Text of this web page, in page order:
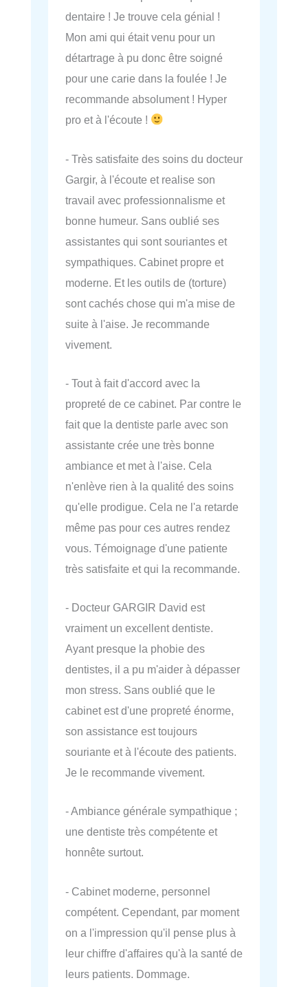
dentaire ! Je trouve cela génial !
Mon ami qui était venu pour un
détartrage à pu donc être soigné
pour une carie dans la foulée ! Je
recommande absolument ! Hyper
pro et à l'écoute !
- Très satisfaite des soins du docteur
Gargir, à l'écoute et realise son
travail avec professionnalisme et
bonne humeur. Sans oublié ses
assistantes qui sont souriantes et
sympathiques. Cabinet propre et
moderne. Et les outils de (torture)
sont cachés chose qui m'a mise de
suite à l'aise. Je recommande
vivement.
- Tout à fait d'accord avec la
propreté de ce cabinet. Par contre le
fait que la dentiste parle avec son
assistante crée une très bonne
ambiance et met à l'aise. Cela
n'enlève rien à la qualité des soins
qu'elle prodigue. Cela ne l'a retarde
même pas pour ces autres rendez
vous. Témoignage d'une patiente
très satisfaite et qui la recommande.
- Docteur GARGIR David est
vraiment un excellent dentiste.
Ayant presque la phobie des
dentistes, il a pu m'aider à dépasser
mon stress. Sans oublié que le
cabinet est d'une propreté énorme,
son assistance est toujours
souriante et à l'écoute des patients.
Je le recommande vivement.
- Ambiance générale sympathique ;
une dentiste très compétente et
honnête surtout.
- Cabinet moderne, personnel
compétent. Cependant, par moment
on a l'impression qu'il pense plus à
leur chiffre d'affaires qu'à la santé de
leurs patients. Dommage.